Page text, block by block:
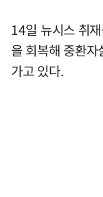
14일 뉴시스 취
을 회복해 중환
가고 있다.